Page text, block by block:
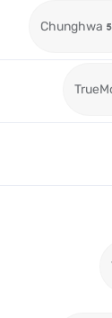
Chunghwa